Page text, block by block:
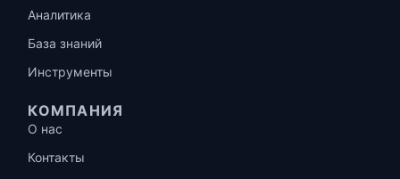
Аналитика
База знаний
Инструменты
КОМПАНИЯ
О нас
Контакты